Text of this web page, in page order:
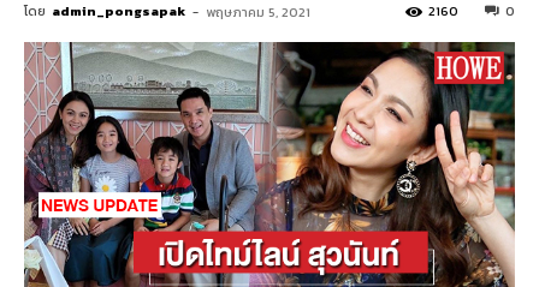
โดย admin_pongsapak - พฤษภาคม 5, 2021 0
2160